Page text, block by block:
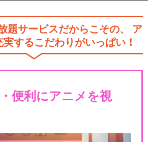
題サービスだからこその、
ア
するこだわりがいっぱい！
便利にアニメを視